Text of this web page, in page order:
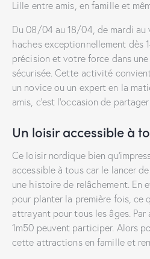
Lille entre amis, en famille et
Du 08/04 au 18/04, de mardi au
haches exceptionnellement dès
précision et votre force dans
sécurisée. Cette activité
un novice ou un expert en la
amis, c’est l’occasion de
Un loisir accessible à
Ce loisir nordique bien
accessible à tous car le lancer
une histoire de relâchement. En
pour planter la première fois, ce
attrayant pour tous les âges.
1m50 peuvent participer. Alors
cette attractions en famille et